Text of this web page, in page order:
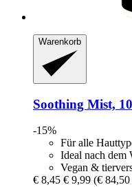
Warenkorb
Soothing Mist,
-15%
Für alle
Ideal nach dem
Vegan &
€ 8,45 € 9,99 (€